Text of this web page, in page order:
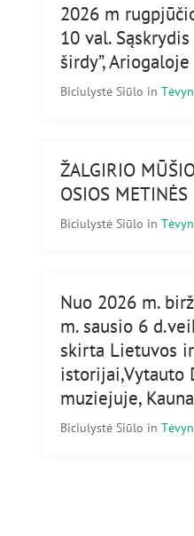
2026 m
10 val.
širdy”, Ariogaloje
Biciulystė Siūlo in
ŽALGIRIO
OSIOS METINĖS
Biciulystė Siūlo in
Nuo 2026 m.
m. sausio 6
skirta Lietuvos
istorijai,Vytauto
muziejuje,
Biciulystė Siūlo in